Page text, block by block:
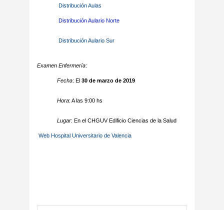
Distribución Aulas
Distribución Aulario Norte
Distribución Aulario Sur
Examen Enfermería:
Fecha: El 30 de marzo de 2019
Hora: A las 9:00 hs
Lugar: En el CHGUV Edificio Ciencias de la Salud
Web Hospital Universitario de Valencia